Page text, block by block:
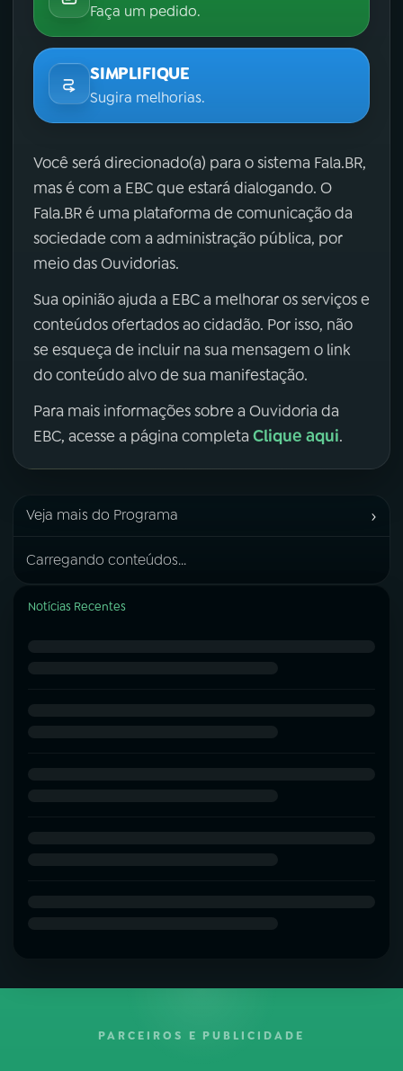
Faça um pedido.
SIMPLIFIQUE
Sugira melhorias.
Você será direcionado(a) para o sistema Fala.BR,
mas é com a EBC que estará dialogando. O
Fala.BR é uma plataforma de comunicação da
sociedade com a administração pública, por
meio das Ouvidorias.
Sua opinião ajuda a EBC a melhorar os serviços e
conteúdos ofertados ao cidadão. Por isso, não
se esqueça de incluir na sua mensagem o link
do conteúdo alvo de sua manifestação.
Para mais informações sobre a Ouvidoria da
EBC, acesse a página completa Clique aqui.
Veja mais do Programa ›
Carregando conteúdos...
Notícias Recentes
PARCEIROS E PUBLICIDADE